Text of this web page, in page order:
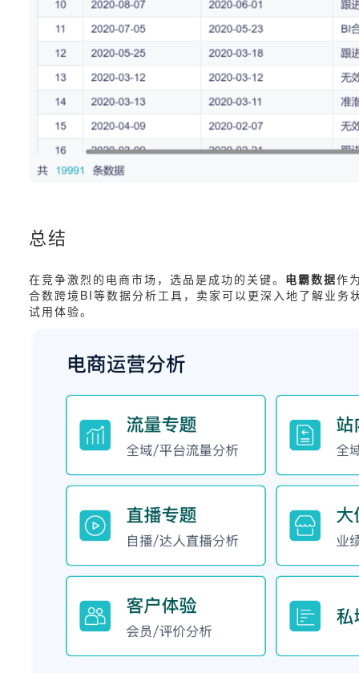
总结
在竞争激烈的电商市场，选品是成功的关键。 电霸数据作
合数跨境BI等数据分析工具，卖家可以更深入地了解业
试用体验。